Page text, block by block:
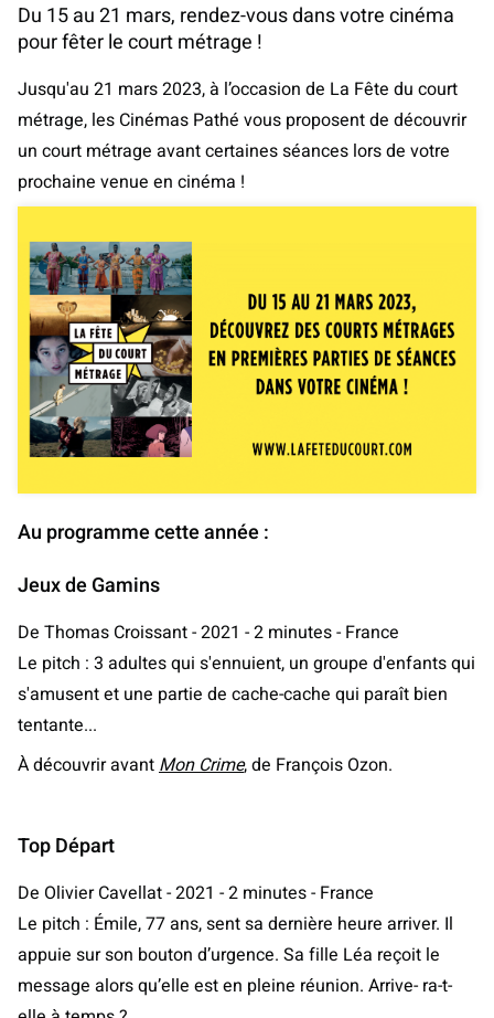
Du 15 au 21 mars, rendez-vous dans votre cinéma
pour fêter le court métrage !
Jusqu'au 21 mars 2023, à l’occasion de La Fête du court
métrage, les Cinémas Pathé vous proposent de découvrir
un court métrage avant certaines séances lors de votre
prochaine venue en cinéma !
Au programme cette année :
Jeux de Gamins
De Thomas Croissant - 2021 - 2 minutes - France
Le pitch : 3 adultes qui s'ennuient, un groupe d'enfants qui
s'amusent et une partie de cache-cache qui paraît bien
tentante...
À découvrir avantMon Crime, de François Ozon.
Top Départ
De Olivier Cavellat - 2021 - 2 minutes - France
Le pitch : Émile, 77 ans, sent sa dernière heure arriver. Il
appuie sur son bouton d’urgence. Sa fille Léa reçoit le
message alors qu’elle est en pleine réunion. Arrive- ra-t-